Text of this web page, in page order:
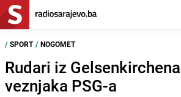
/ SPORT / NOGOMET
Rudari iz
veznjaka PSG-a